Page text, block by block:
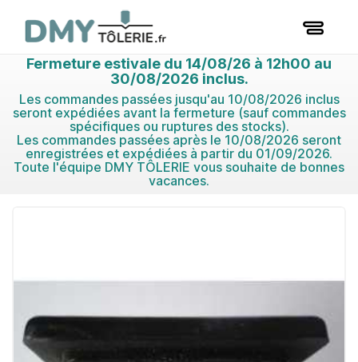
Fermeture estivale du 14/08/26 à 12h00 au
30/08/2026 inclus.
Les commandes passées jusqu'au 10/08/2026 inclus
seront expédiées avant la fermeture (sauf commandes
spécifiques ou ruptures des stocks).
Les commandes passées après le 10/08/2026 seront
enregistrées et expédiées à partir du 01/09/2026.
Toute l'équipe DMY TÔLERIE vous souhaite de bonnes
vacances.